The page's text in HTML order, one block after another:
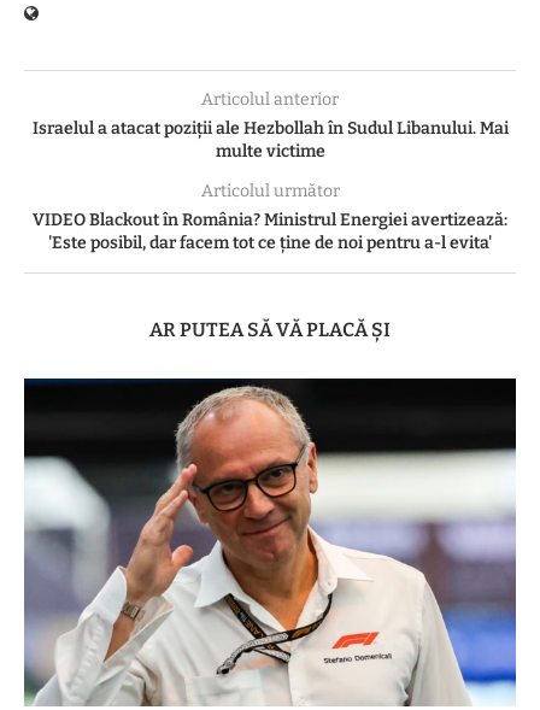
Articolul anterior
Israelul a atacat poziții ale Hezbollah în Sudul Libanului. Mai
multe victime
Articolul următor
VIDEO Blackout în România? Ministrul Energiei avertizează:
'Este posibil, dar facem tot ce ține de noi pentru a-l evita'
AR PUTEA SĂ VĂ PLACĂ ȘI